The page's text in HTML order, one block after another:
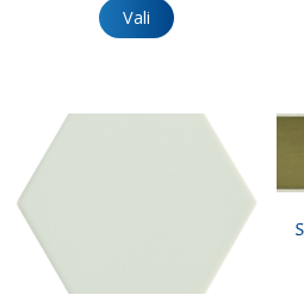
Vali
tootel
saab
tootelehel.